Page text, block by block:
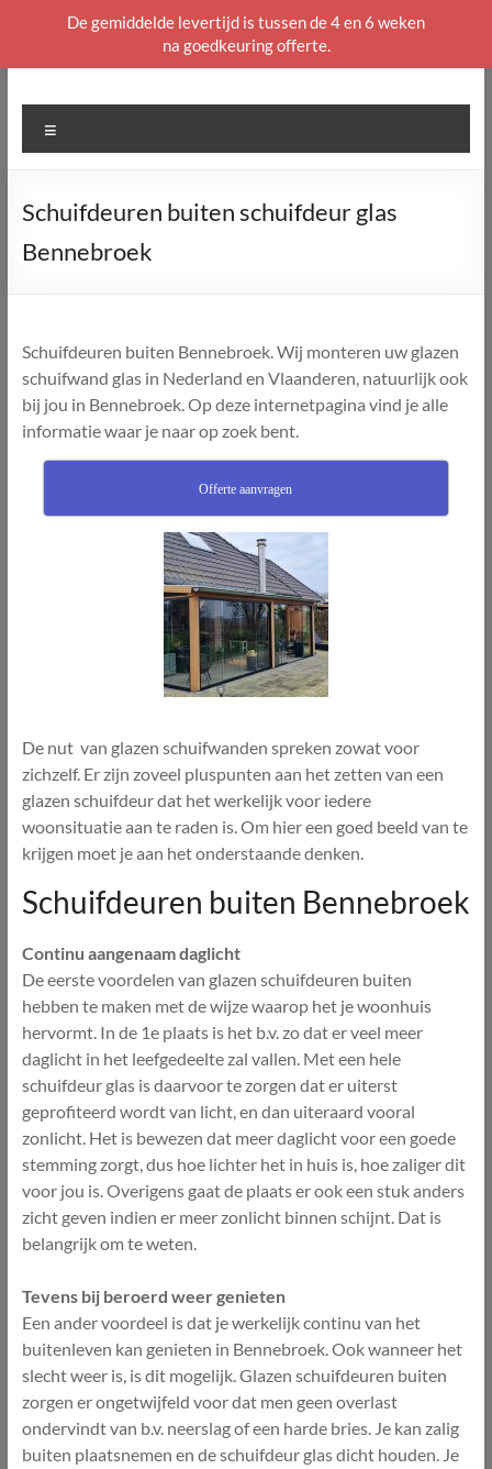
naar
Schuifdeuren buiten schuifdeur glas
Bennebroek
Schuifdeuren buiten Bennebroek. Wij monteren uw glazen
schuifwand glas in Nederland en Vlaanderen, natuurlijk ook
bij jou in Bennebroek. Op deze internetpagina vind je alle
informatie waar je naar op zoek bent.
Offerte aanvragen
De nut van glazen schuifwanden spreken zowat voor
zichzelf. Er zijn zoveel pluspunten aan het zetten van een
glazen schuifdeur dat het werkelijk voor iedere
woonsituatie aan te raden is. Om hier een goed beeld van te
krijgen moet je aan het onderstaande denken.
Schuifdeuren buiten Bennebroek
Continu aangenaam daglicht
De eerste voordelen van glazen schuifdeuren buiten
hebben te maken met de wijze waarop het je woonhuis
hervormt. In de 1e plaats is het b.v. zo dat er veel meer
daglicht in het leefgedeelte zal vallen. Met een hele
schuifdeur glas is daarvoor te zorgen dat er uiterst
geprofiteerd wordt van licht, en dan uiteraard vooral
zonlicht. Het is bewezen dat meer daglicht voor een goede
stemming zorgt, dus hoe lichter het in huis is, hoe zaliger dit
voor jou is. Overigens gaat de plaats er ook een stuk anders
zicht geven indien er meer zonlicht binnen schijnt. Dat is
belangrijk om te weten.
Tevens bij beroerd weer genieten
Een ander voordeel is dat je werkelijk continu van het
buitenleven kan genieten in Bennebroek. Ook wanneer het
slecht weer is, is dit mogelijk. Glazen schuifdeuren buiten
zorgen er ongetwijfeld voor dat men geen overlast
ondervindt van b.v. neerslag of een harde bries. Je kan zalig
buiten plaatsnemen en de schuifdeur glas dicht houden. Je
De gemiddelde levertijd is tussen de 4 en 6 weken
na goedkeuring offerte.